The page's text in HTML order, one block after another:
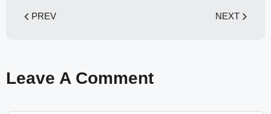
PREV NEXT
Leave A Comment